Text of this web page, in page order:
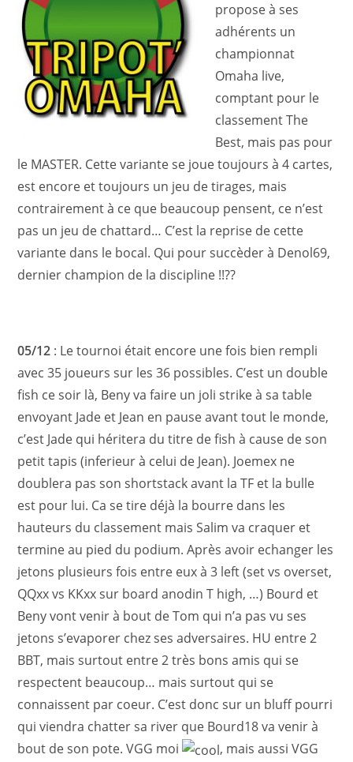
propose à ses
adhérents un
championnat
Omaha live,
comptant pour le
classement The
Best, mais pas pour
le MASTER. Cette variante se joue toujours à 4 cartes,
est encore et toujours un jeu de tirages, mais
contrairement à ce que beaucoup pensent, ce n’est
pas un jeu de chattard… C’est la reprise de cette
variante dans le bocal. Qui pour succèder à Denol69,
dernier champion de la discipline !!??
05/12 : Le tournoi était encore une fois bien rempli
avec 35 joueurs sur les 36 possibles. C’est un double
fish ce soir là, Beny va faire un joli strike à sa table
envoyant Jade et Jean en pause avant tout le monde,
c’est Jade qui héritera du titre de fish à cause de son
petit tapis (inferieur à celui de Jean). Joemex ne
doublera pas son shortstack avant la TF et la bulle
est pour lui. Ca se tire déjà la bourre dans les
hauteurs du classement mais Salim va craquer et
termine au pied du podium. Après avoir echanger les
jetons plusieurs fois entre eux à 3 left (set vs overset,
QQxx vs KKxx sur board anodin T high, …) Bourd et
Beny vont venir à bout de Tom qui n’a pas vu ses
jetons s’evaporer chez ses adversaires. HU entre 2
BBT, mais surtout entre 2 très bons amis qui se
respectent beaucoup… mais surtout qui se
connaissent par coeur. C’est donc sur un bluff pourri
qui viendra chatter sa river que Bourd18 va venir à
bout de son pote. VGG moi
, mais aussi VGG